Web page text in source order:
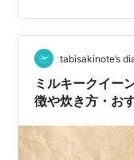
対照的に下から勢
「肥沃な大地と…
tabisakinote’s
ミルキークイー
徴や炊き方・お